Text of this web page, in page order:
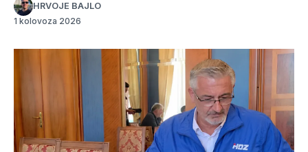
HRVOJE BAJLO
1 kolovoza 2026